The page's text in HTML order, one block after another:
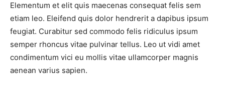
Elementum et elit quis maecenas consequat felis sem
etiam leo. Eleifend quis dolor hendrerit a dapibus ipsum
feugiat. Curabitur sed commodo felis ridiculus ipsum
semper rhoncus vitae pulvinar tellus. Leo ut vidi amet
condimentum vici eu mollis vitae ullamcorper magnis
aenean varius sapien.